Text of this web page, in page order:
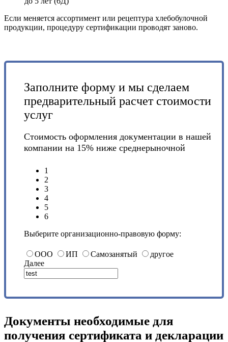
Если меняется ассортимент или рецептура хлебобулочной
продукции, процедуру сертификации проводят заново.
Заполните форму и мы сделаем
предварительный расчет стоимости
услуг
Стоимость оформления документации в нашей
компании на 15% ниже среднерыночной
1
2
3
4
5
6
Выберите организационно-правовую форму:
ООО ИП Самозанятый
другое
Далее
Документы необходимые для
получения сертификата и декларации